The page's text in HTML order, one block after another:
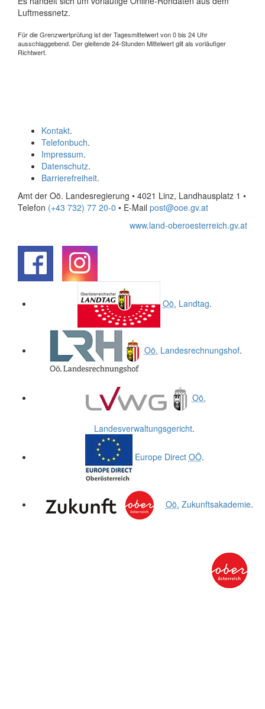
Luftmessnetz.
Für die Grenzwertprüfung ist der Tagesmittelwert von 0 bis 24 Uhr
ausschlaggebend. Der gleitende 24-Stunden Mittelwert gilt als vorläufiger
Richtwert.
Kontakt.
Telefonbuch.
Impressum.
Datenschutz.
Barrierefreiheit.
Amt der Oö. Landesregierung • 4021 Linz, Landhausplatz 1 •
Telefon (+43 732) 77 20-0 • E-Mail post@ooe.gv.at
www.land-oberoesterreich.gv.at
Oö. Landtag.
Oö. Landesrechnungshof.
Oö.
Landesverwaltungsgericht.
Europe Direct OÖ.
Oö. Zukunftsakademie.